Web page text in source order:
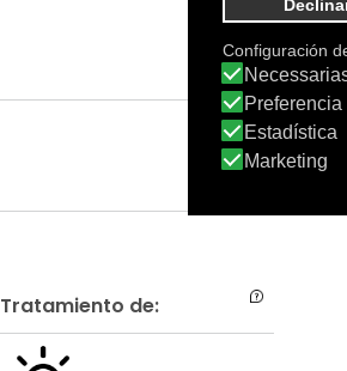
Tratamiento de: